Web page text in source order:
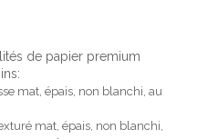
de papier premium
mat, épais, non blanchi, au
mat, épais, non blanchi,